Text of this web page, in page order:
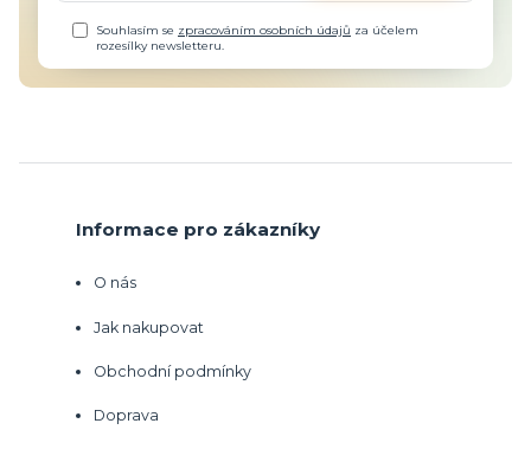
Souhlasím se zpracováním osobních údajů za účelem
rozesílky newsletteru.
Informace pro zákazníky
O nás
Jak nakupovat
Obchodní podmínky
Doprava